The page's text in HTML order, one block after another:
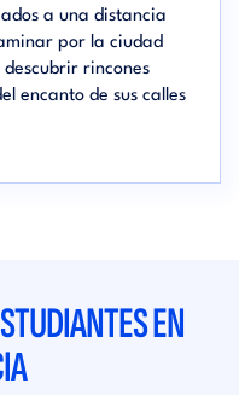
a una distancia
por la ciudad
rincones
encanto de sus calles
EN